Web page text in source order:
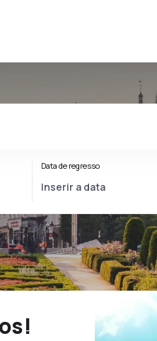
Data de regresso